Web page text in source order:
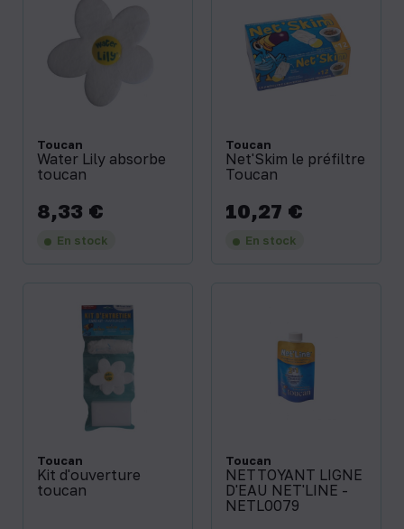
Toucan
Water Lily absorbe
toucan
Prix
8,33 €
En stock
Toucan
Net'Skim le préfiltre
Toucan
Prix
10,27 €
En stock
Toucan
Kit d'ouverture
toucan
Toucan
NETTOYANT LIGNE
D'EAU NET'LINE -
NETL0079